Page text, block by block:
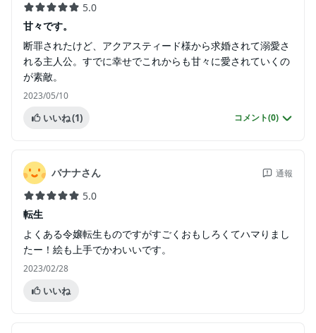
5.0
甘々です。
断罪されたけど、アクアスティード様から求婚されて溺愛さ
れる主人公。すでに幸せでこれからも甘々に愛されていくの
が素敵。
2023/05/10
いいね(1) コメント(0)
バナナさん 通報
5.0
転生
よくある令嬢転生ものですがすごくおもしろくてハマりまし
たー！絵も上手でかわいいです。
2023/02/28
いいね